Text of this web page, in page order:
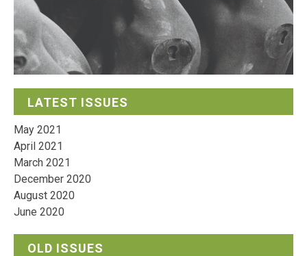
LATEST ISSUES
May 2021
April 2021
March 2021
December 2020
August 2020
June 2020
OLD ISSUES